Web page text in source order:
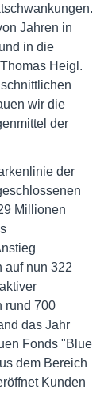
Jahren in
in die
Heigl.
wir die
der
der
Millionen
auf nun 322
rund 700
das Jahr
Fonds "Blue
dem Bereich
Kunden